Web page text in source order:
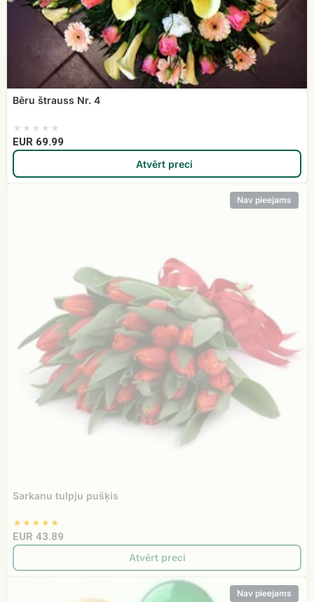
Bēru štrauss Nr. 4
EUR 69.99
Atvērt preci
Nav pieejams
Sarkanu tulpju pušķis
EUR 43.89
Atvērt preci
Nav pieejams